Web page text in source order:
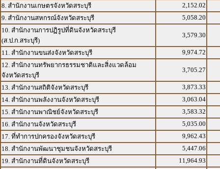
8. สำนักงานเกษตรจังหวัดสระบุรี
2,152.02
9. สำนักงานสหกรณ์จังหวัดสระบุรี
5,058.20
10. สำนักงานการปฏิรูปที่ดินจังหวัดสระบุรี
(ส.ป.ก.สระบุรี)
3,579.30
11. สำนักงานขนส่งจังหวัดสระบุรี
9,974.72
12. สำนักงานทรัพยากรธรรมชาติและสิ่งแวดล้อม
จังหวัดสระบุรี
3,705.27
13. สำนักงานสถิติจังหวัดสระบุรี
3,873.33
14. สำนักงานพลังงานจังหวัดสระบุรี
3,063.04
15. สำนักงานพาณิชย์จังหวัดสระบุรี
3,583.32
16. สำนักงานจังหวัดสระบุรี
5,035.00
17. ที่ทำการปกครองจังหวัดสระบุรี
9,962.43
18. สำนักงานพัฒนาชุมชนจังหวัดสระบุรี
5,447.06
19. สำนักงานที่ดินจังหวัดสระบุรี
11,964.93